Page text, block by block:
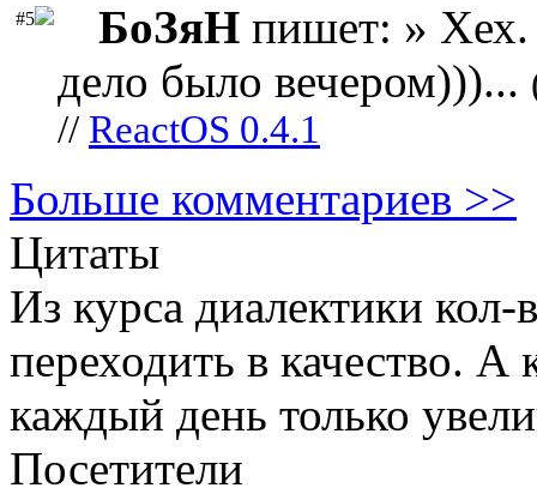
#5 БоЗяН пишет: » Хех.
дело было вечером)))...
// ReactOS 0.4.1
Больше комментариев >>
Цитаты
Из курса диалектики
переходить в качество.
каждый день только
Посетители